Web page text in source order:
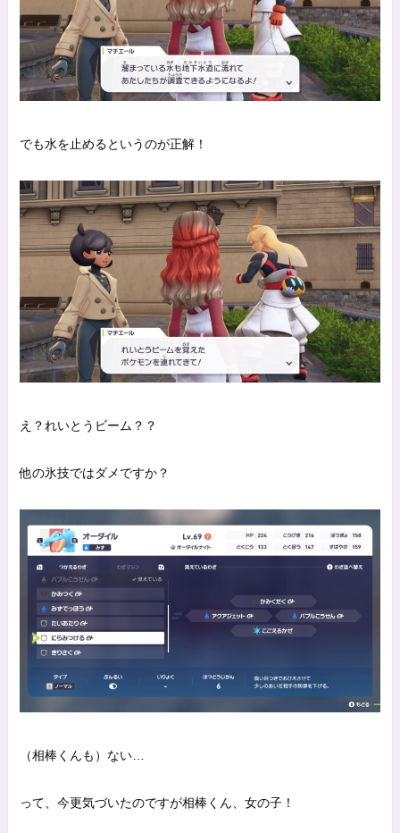
でも水を止めるというのが正解！
え？れいとうビーム？？
他の氷技ではダメですか？
（相棒くんも）ない…
って、今更気づいたのですが相棒くん、女の子！